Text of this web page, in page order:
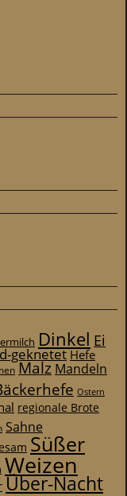
Dinkel Ei
geknetet Hefe
Malz Mandeln
Ostern
regionale Brote
Sahne
Süßer
Weizen
Über-Nacht